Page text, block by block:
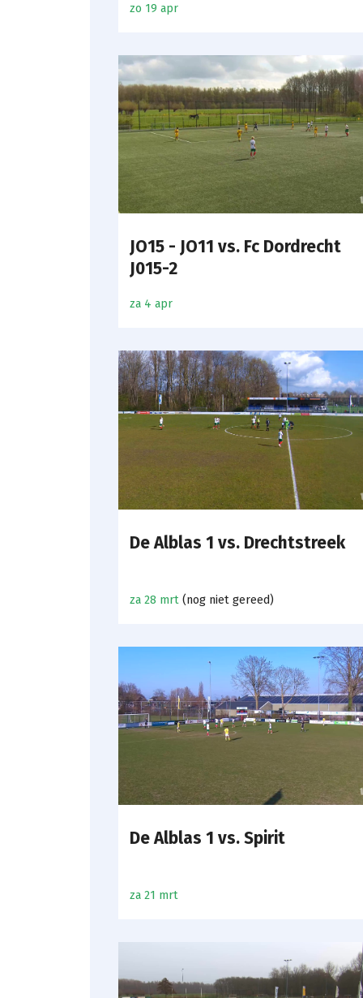
zo 19 apr
JO15 - JO11 vs. Fc Dordrecht
J015-2
za 4 apr
De Alblas 1 vs. Drechtstreek
za 28 mrt (nog niet gereed)
De Alblas 1 vs. Spirit
za 21 mrt